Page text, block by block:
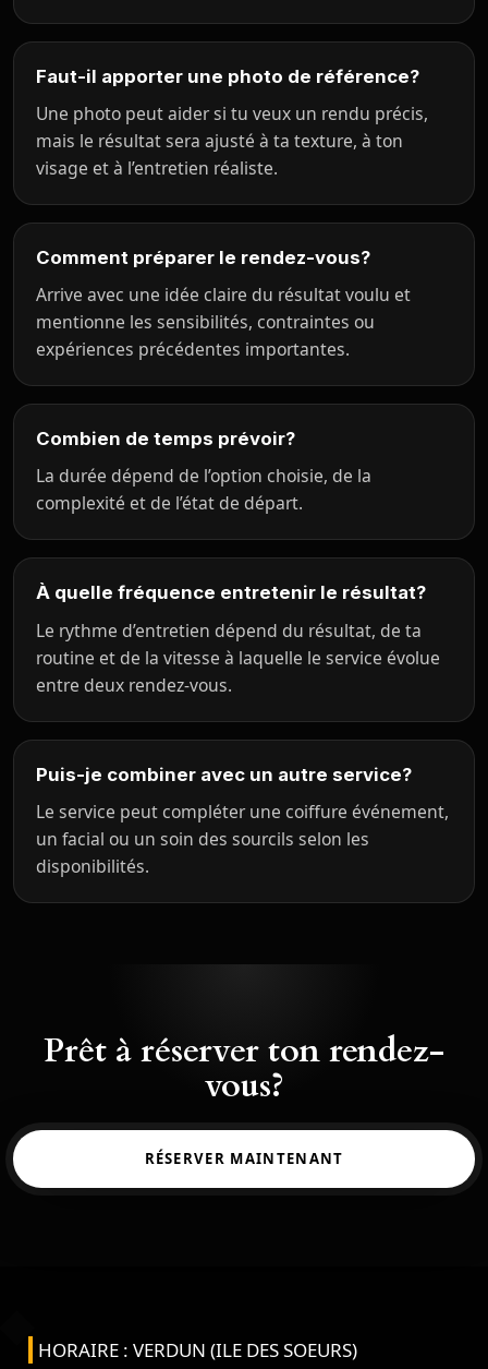
Faut-il apporter une photo de référence?
Une photo peut aider si tu veux un rendu précis,
mais le résultat sera ajusté à ta texture, à ton
visage et à l’entretien réaliste.
Comment préparer le rendez-vous?
Arrive avec une idée claire du résultat voulu et
mentionne les sensibilités, contraintes ou
expériences précédentes importantes.
Combien de temps prévoir?
La durée dépend de l’option choisie, de la
complexité et de l’état de départ.
À quelle fréquence entretenir le résultat?
Le rythme d’entretien dépend du résultat, de ta
routine et de la vitesse à laquelle le service évolue
entre deux rendez-vous.
Puis-je combiner avec un autre service?
Le service peut compléter une coiffure événement,
un facial ou un soin des sourcils selon les
disponibilités.
Prêt à réserver ton rendez-
vous?
RÉSERVER MAINTENANT
HORAIRE : VERDUN (ILE DES SOEURS)